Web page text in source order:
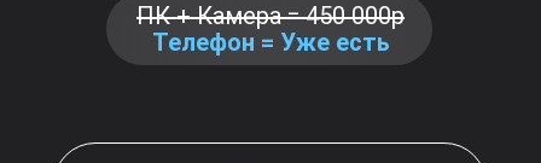
ПК + Камера = 450 000р
Телефон = Уже есть